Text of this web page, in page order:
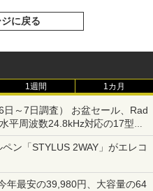
ジに戻る
1週間 1カ月
～7日調査） お盆セール、Rad
平周波数24.8kHz対応の17型モ
セール ほか
ン「STYLUS 2WAY」がエレコ
年最安の39,980円、大容量の64